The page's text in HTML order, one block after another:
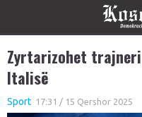
Zyrtarizohet
Italisë
Sport 17:31 / 15 Qershor 2025